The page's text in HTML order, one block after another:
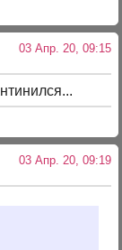
03 Апр. 20, 09:15
03 Апр. 20, 09:19